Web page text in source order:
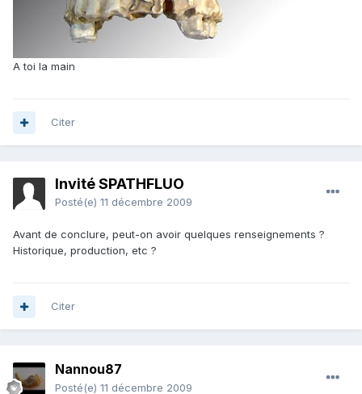
A toi la main
Citer
Invité SPATHFLUO
Posté(e) 11 décembre 2009
Avant de conclure, peut-on avoir quelques renseignements ?
Historique, production, etc ?
Citer
Nannou87
Posté(e) 11 décembre 2009